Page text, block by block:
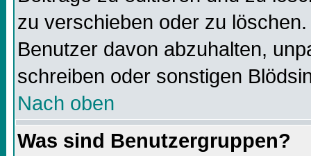
zu verschieben oder zu
Benutzer davon abzuhalten,
schreiben oder sonstigen
Nach oben
Was sind Benutzergruppen?